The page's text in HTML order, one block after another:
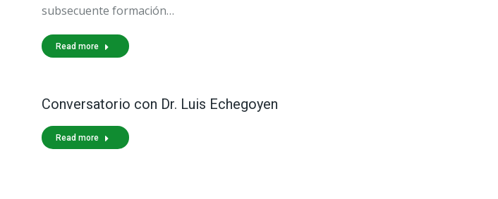
subsecuente formación…
Read more
Conversatorio con Dr. Luis Echegoyen
Read more